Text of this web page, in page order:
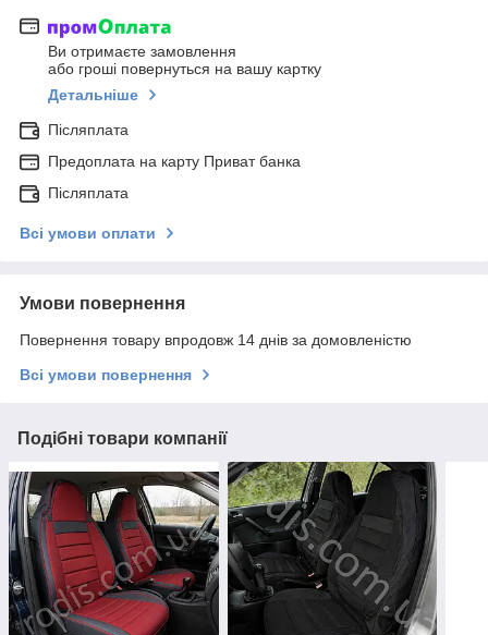
Ви отримаєте замовлення
або гроші повернуться на вашу картку
Детальніше
Післяплата
Предоплата на карту Приват банка
Післяплата
Всі умови оплати
Умови повернення
Повернення товару впродовж 14 днів за домовленістю
Всі умови повернення
Подібні товари компанії